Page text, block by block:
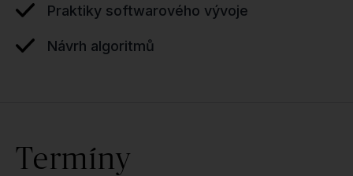
Praktiky softwarového vývoje
Návrh algoritmů
Termíny